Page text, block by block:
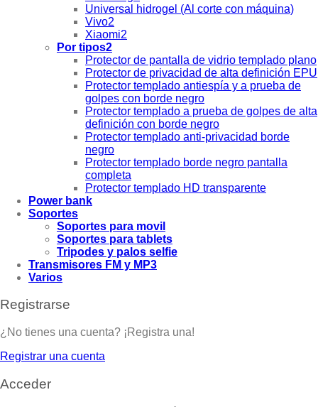
Universal hidrogel (Al corte con máquina)
Vivo2
Xiaomi2
Por tipos2
Protector de pantalla de vidrio templado plano
Protector de privacidad de alta definición EPU
Protector templado antiespía y a prueba de
golpes con borde negro
Protector templado a prueba de golpes de alta
definición con borde negro
Protector templado anti-privacidad borde
negro
Protector templado borde negro pantalla
completa
Protector templado HD transparente
Power bank
Soportes
Soportes para movil
Soportes para tablets
Tripodes y palos selfie
Transmisores FM y MP3
Varios
Registrarse
¿No tienes una cuenta? ¡Registra una!
Registrar una cuenta
Acceder